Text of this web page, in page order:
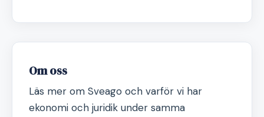
Om oss
Läs mer om Sveago och varför vi har
ekonomi och juridik under samma